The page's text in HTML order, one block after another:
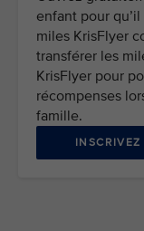
enfant pour
miles KrisFlyer
transférer les
KrisFlyer pour
récompenses
famille.